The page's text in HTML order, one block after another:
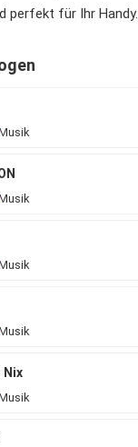
perfekt für Ihr Handy.
Nix